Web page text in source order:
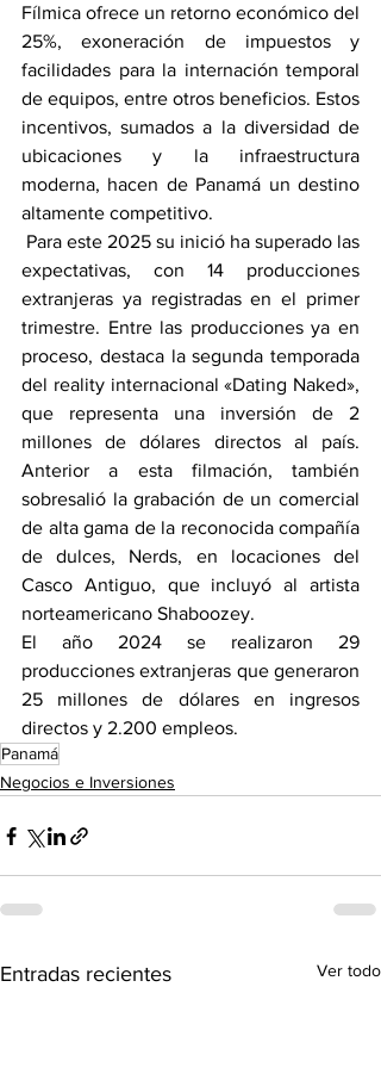
Fílmica ofrece un retorno económico del
25%, exoneración de impuestos y
facilidades para la internación temporal
de equipos, entre otros beneficios. Estos
incentivos, sumados a la diversidad de
ubicaciones y la infraestructura
moderna, hacen de Panamá un destino
altamente competitivo.
Para este 2025 su inició ha superado las
expectativas, con 14 producciones
extranjeras ya registradas en el primer
trimestre. Entre las producciones ya en
proceso, destaca la segunda temporada
del reality internacional «Dating Naked»,
que representa una inversión de 2
millones de dólares directos al país.
Anterior a esta filmación, también
sobresalió la grabación de un comercial
de alta gama de la reconocida compañía
de dulces, Nerds, en locaciones del
Casco Antiguo, que incluyó al artista
norteamericano Shaboozey.
El año 2024 se realizaron 29
producciones extranjeras que generaron
25 millones de dólares en ingresos
directos y 2.200 empleos.
Panamá
Negocios e Inversiones
Entradas recientes Ver todo